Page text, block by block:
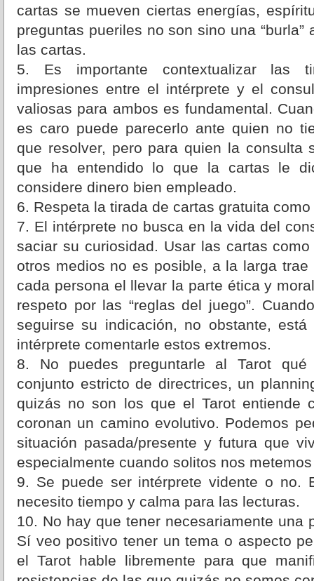
cartas se mueven ciertas energías,
preguntas pueriles no son sino una
las cartas.
5. Es importante contextualizar las
impresiones entre el intérprete y el
valiosas para ambos es fundamental.
es caro puede parecerlo ante quien no
que resolver, pero para quien la consulta
que ha entendido lo que la cartas le
considere dinero bien empleado.
6. Respeta la tirada de cartas gratuita
7. El intérprete no busca en la vida del
saciar su curiosidad. Usar las cartas
otros medios no es posible, a la larga
cada persona el llevar la parte ética y
respeto por las “reglas del juego”.
seguirse su indicación, no obstante,
intérprete comentarle estos extremos.
8. No puedes preguntarle al Tarot
conjunto estricto de directrices, un
quizás no son los que el Tarot entiende
coronan un camino evolutivo. Podemos
situación pasada/presente y futura que
especialmente cuando solitos nos
9. Se puede ser intérprete vidente o no.
necesito tiempo y calma para las lecturas.
10. No hay que tener necesariamente una
Sí veo positivo tener un tema o aspecto
el Tarot hable libremente para que